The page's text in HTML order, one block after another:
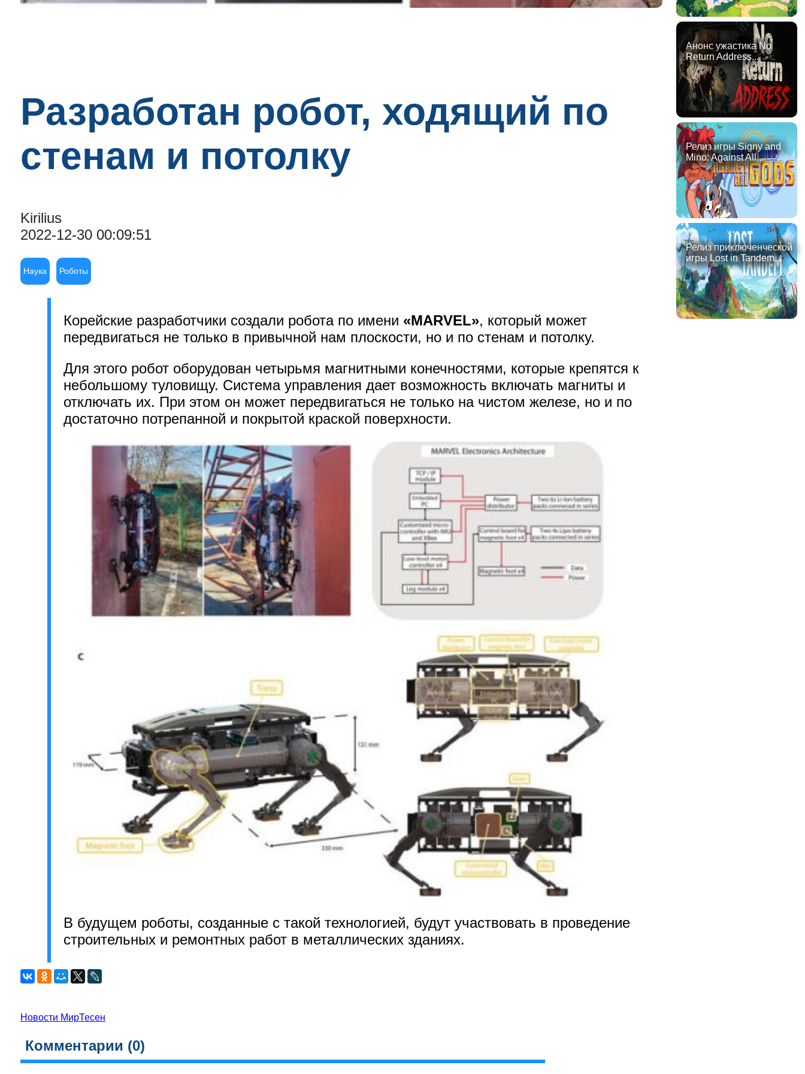
Разработан робот, ходящий по
стенам и потолку
Kirilius
2022-12-30 00:09:51
Наука Роботы
Корейские разработчики создали робота по имени «MARVEL», который может
передвигаться не только в привычной нам плоскости, но и по стенам и потолку.
Для этого робот оборудован четырьмя магнитными конечностями, которые крепятся к
небольшому туловищу. Система управления дает возможность включать магниты и
отключать их. При этом он может передвигаться не только на чистом железе, но и по
достаточно потрепанной и покрытой краской поверхности.
В будущем роботы, созданные с такой технологией, будут участвовать в проведение
строительных и ремонтных работ в металлических зданиях.
Новости МирТесен
Комментарии (0)
Анонс ужастика No
Return Address...
Релиз игры Signy and
Mino: Against All...
Релиз приключенческой
игры Lost in Tandem...